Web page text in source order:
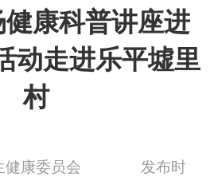
康科普讲座进
动走进乐平墟里
村
健康委员会 发布时